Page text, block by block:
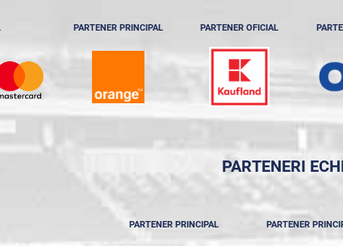
PARTENER PRINCIPAL PARTENER OFICIAL
PARTENERI
PARTENER PRINCIPAL PARTENER